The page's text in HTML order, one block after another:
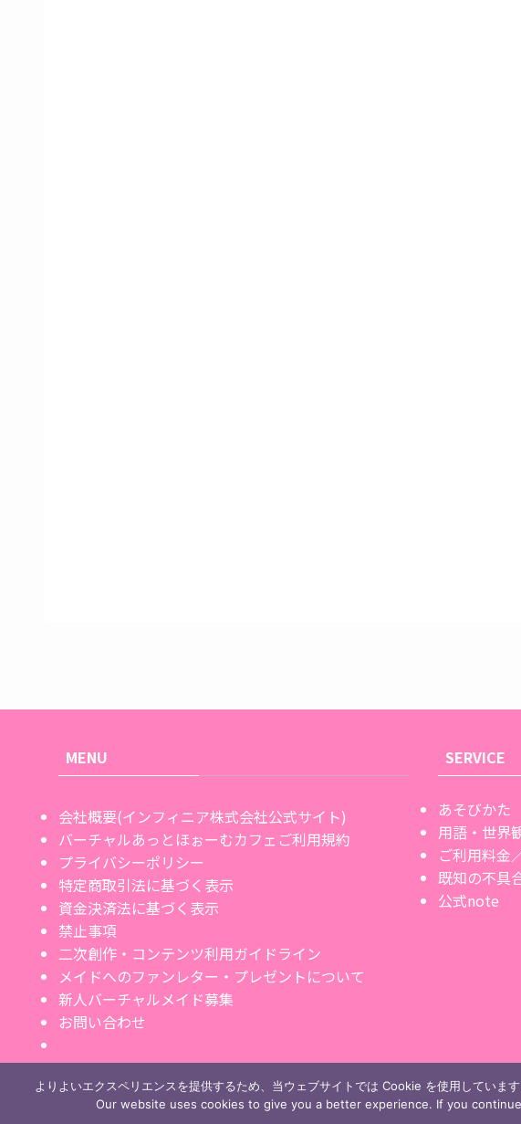
MENU
会社概要(インフィニア株式会社公式サイト)
バーチャルあっとほぉーむカフェご利用規約
プライバシーポリシー
特定商取引法に基づく表示
資金決済法に基づく表示
禁止事項
二次創作・コンテンツ利用ガイドライン
メイドへのファンレター・プレゼントについて
新人バーチャルメイド募集
お問い合わせ
SERVICE
あそびかた
用語・世界
ご利用料金
既知の不具
公式note
よりよいエクスペリエンスを提供するため、当ウェブサイトでは Cookie を使用していま
Our website uses cookies to give you a better experience. If you